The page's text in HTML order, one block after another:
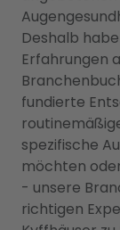
Deshalb
Erfahrungen
fundierte
spezifische
möchten
- unsere
richtigen